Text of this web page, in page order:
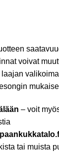
voivat
– voit
tai muista